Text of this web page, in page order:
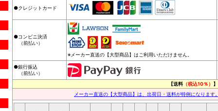
●クレジットカード
●コンビニ決済
（前払い）
※メーカー直送の【大型商品】はご利用いただけません。
●銀行振込
（前払い）
【送料 （税込10％） 】
メーカー直送の【大型商品】は、出荷日・送料が特例になりま